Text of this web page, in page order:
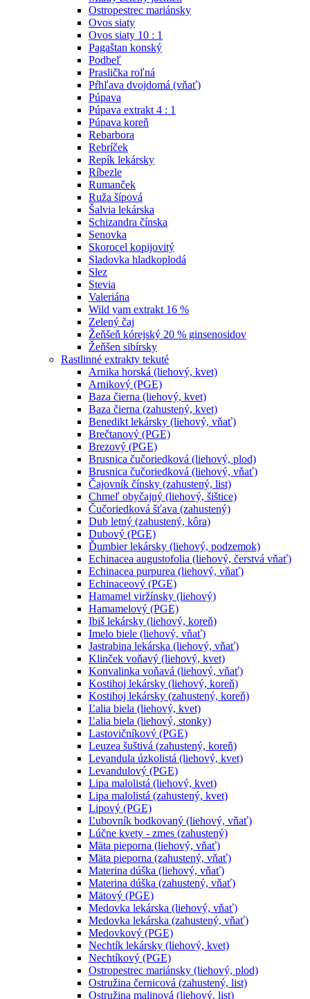
Ostropestrec mariánsky
Ovos siaty
Ovos siaty 10 : 1
Pagaštan konský
Podbeľ
Praslička roľná
Pŕhľava dvojdomá (vňať)
Púpava
Púpava extrakt 4 : 1
Púpava koreň
Rebarbora
Rebríček
Repík lekársky
Ríbezle
Rumanček
Ruža šípová
Šalvia lekárska
Schizandra čínska
Senovka
Skorocel kopijovitý
Sladovka hladkoplodá
Slez
Stevia
Valeriána
Wild yam extrakt 16 %
Zelený čaj
Žeňšeň kórejský 20 % ginsenosidov
Žeňšen sibírsky
Rastlinné extrakty tekuté
Arnika horská (liehový, kvet)
Arnikový (PGE)
Baza čierna (liehový, kvet)
Baza čierna (zahustený, kvet)
Benedikt lekársky (liehový, vňať)
Brečtanový (PGE)
Brezový (PGE)
Brusnica čučoriedková (liehový, plod)
Brusnica čučoriedková (liehový, vňať)
Čajovník čínsky (zahustený, list)
Chmeľ obyčajný (liehový, šištice)
Čučoriedková šťava (zahustený)
Dub letný (zahustený, kôra)
Dubový (PGE)
Ďumbier lekársky (liehový, podzemok)
Echinacea augustofolia (liehový, čerstvá vňať)
Echinacea purpurea (liehový, vňať)
Echinaceový (PGE)
Hamamel viržínsky (liehový)
Hamamelový (PGE)
Ibiš lekársky (liehový, koreň)
Imelo biele (liehový, vňať)
Jastrabina lekárska (liehový, vňať)
Klinček voňavý (liehový, kvet)
Konvalinka voňavá (liehový, vňať)
Kostihoj lekársky (liehový, koreň)
Kostihoj lekársky (zahustený, koreň)
Ľalia biela (liehový, kvet)
Ľalia biela (liehový, stonky)
Lastovičníkový (PGE)
Leuzea šuštivá (zahustený, koreň)
Levandula úzkolistá (liehový, kvet)
Levandulový (PGE)
Lipa malolistá (liehový, kvet)
Lipa malolistá (zahustený, kvet)
Lipový (PGE)
Ľubovník bodkovaný (liehový, vňať)
Lúčne kvety - zmes (zahustený)
Mäta pieporna (liehový, vňať)
Mäta pieporna (zahustený, vňať)
Materina dúška (liehový, vňať)
Materina dúška (zahustený, vňať)
Mätový (PGE)
Medovka lekárska (liehový, vňať)
Medovka lekárska (zahustený, vňať)
Medovkový (PGE)
Nechtík lekársky (liehový, kvet)
Nechtíkový (PGE)
Ostropestrec mariánsky (liehový, plod)
Ostružina černicová (zahustený, list)
Ostružina malinová (liehový, list)